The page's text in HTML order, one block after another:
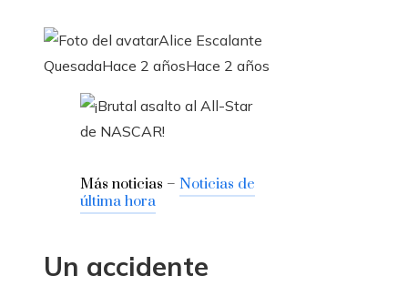
Alice Escalante
QuesadaHace 2 añosHace 2 años
Más noticias – Noticias de
última hora
Un accidente